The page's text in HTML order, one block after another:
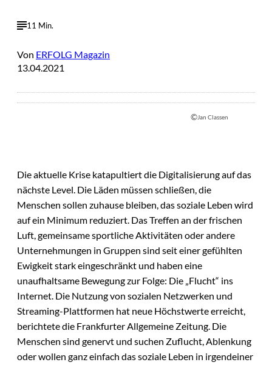
11 Min.
Von ERFOLG Magazin
13.04.2021
©Jan Classen
Die aktuelle Krise katapultiert die Digitalisierung auf das
nächste Level. Die Läden müssen schließen, die
Menschen sollen zuhause bleiben, das soziale Leben wird
auf ein Minimum reduziert. Das Treffen an der frischen
Luft, gemeinsame sportliche Aktivitäten oder andere
Unternehmungen in Gruppen sind seit einer gefühlten
Ewigkeit stark eingeschränkt und haben eine
unaufhaltsame Bewegung zur Folge: Die „Flucht“ ins
Internet. Die Nutzung von sozialen Netzwerken und
Streaming-Plattformen hat neue Höchstwerte erreicht,
berichtete die Frankfurter Allgemeine Zeitung. Die
Menschen sind genervt und suchen Zuflucht, Ablenkung
oder wollen ganz einfach das soziale Leben in irgendeiner